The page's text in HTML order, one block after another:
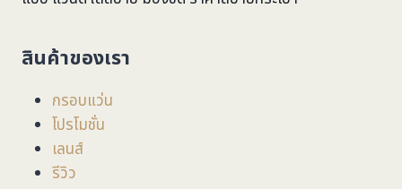
สินค้าของเรา
กรอบแว่น
โปรโมชั่น
เลนส์
รีวิว